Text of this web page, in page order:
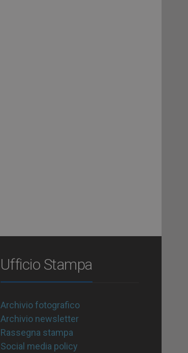
Ufficio Stampa
Archivio fotografico
Archivio newsletter
Rassegna stampa
Social media policy